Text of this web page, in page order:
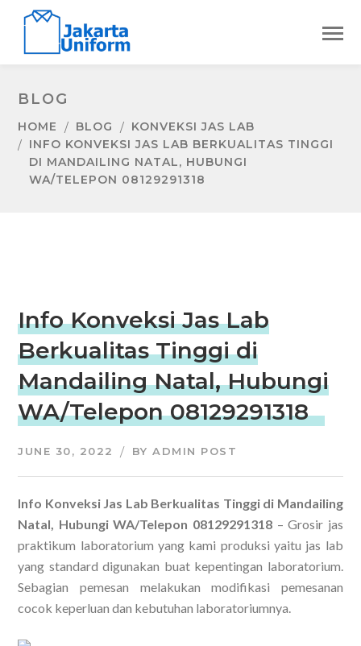
BLOG
HOME BLOG
KONVEKSI JAS LAB
INFO KONVEKSI JAS LAB BERKUALITAS TINGGI
DI MANDAILING NATAL, HUBUNGI
WA/TELEPON 08129291318
Info Konveksi Jas Lab
Berkualitas Tinggi di
Mandailing Natal, Hubungi
WA/Telepon 08129291318
JUNE 30, 2022 BYADMIN POST
Info Konveksi Jas Lab Berkualitas Tinggi di Mandailing
Natal, Hubungi WA/Telepon 08129291318 – Grosir jas
praktikum laboratorium yang kami produksi yaitu jas lab
yang standard digunakan buat kepentingan laboratorium.
Sebagian pemesan melakukan modifikasi pemesanan
cocok keperluan dan kebutuhan laboratoriumnya.